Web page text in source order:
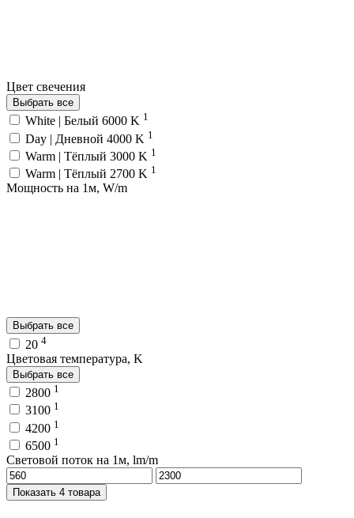
Цвет свечения
Выбрать все
White | Белый 6000 K 1
Day | Дневной 4000 K 1
Warm | Тёплый 3000 K 1
Warm | Тёплый 2700 K 1
Мощность на 1м, W/m
Выбрать все
20 4
Цветовая температура, K
Выбрать все
2800 1
3100 1
4200 1
6500 1
Световой поток на 1м, lm/m
Показать 4 товара